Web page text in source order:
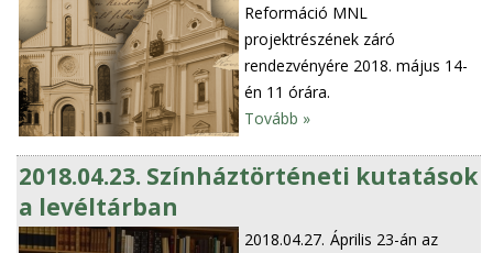
Reformáció MNL
projektrészének záró
rendezvényére 2018. május 14-
én 11 órára.
Tovább »
2018.04.23. Színháztörténeti kutatások
a levéltárban
2018.04.27. Április 23-án az